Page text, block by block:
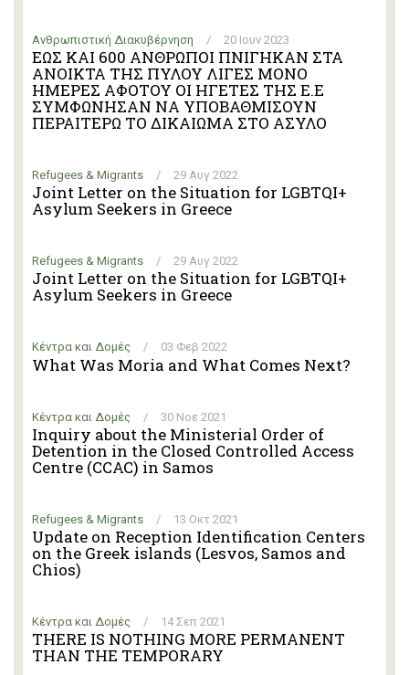
Ανθρωπιστική Διακυβέρνηση / 20 Ιουν 2023
ΕΩΣ ΚΑΙ 600 ΑΝΘΡΩΠΟΙ ΠΝΙΓΗΚΑΝ ΣΤΑ
ΑΝΟΙΚΤΑ ΤΗΣ ΠΥΛΟΥ ΛΙΓΕΣ ΜΟΝΟ
ΗΜΕΡΕΣ ΑΦΟΤΟΥ ΟΙ ΗΓΕΤΕΣ ΤΗΣ Ε.Ε
ΣΥΜΦΩΝΗΣΑΝ ΝΑ ΥΠΟΒΑΘΜΙΣΟΥΝ
ΠΕΡΑΙΤΕΡΩ ΤΟ ΔΙΚΑΙΩΜΑ ΣΤΟ ΑΣΥΛΟ
Refugees & Migrants / 29 Αυγ 2022
Joint Letter on the Situation for LGBTQI+
Asylum Seekers in Greece
Refugees & Migrants / 29 Αυγ 2022
Joint Letter on the Situation for LGBTQI+
Asylum Seekers in Greece
Κέντρα και Δομές / 03 Φεβ 2022
What Was Moria and What Comes Next?
Κέντρα και Δομές / 30 Νοε 2021
Inquiry about the Ministerial Order of
Detention in the Closed Controlled Access
Centre (CCAC) in Samos
Refugees & Migrants / 13 Οκτ 2021
Update on Reception Identification Centers
on the Greek islands (Lesvos, Samos and
Chios)
Κέντρα και Δομές / 14 Σεπ 2021
THERE IS NOTHING MORE PERMANENT
THAN THE TEMPORARY